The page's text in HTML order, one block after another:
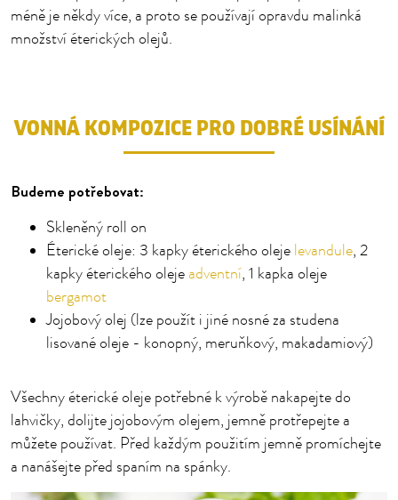
méně je někdy více, a proto se používají opravdu malinká
množství éterických olejů.
VONNÁ KOMPOZICE PRO DOBRÉ USÍNÁNÍ
Budeme potřebovat:
Skleněný roll on
Éterické oleje: 3 kapky éterického oleje levandule, 2
kapky éterického olejeadventní, 1 kapka oleje
bergamot
Jojobový olej (lze použít i jiné nosné za studena
lisované oleje - konopný, meruňkový, makadamiový)
Všechny éterické oleje potřebné k výrobě nakapejte do
lahvičky, dolijte jojobovým olejem, jemně protřepejte a
můžete používat. Před každým použitím jemně promíchejte
a nanášejte před spaním na spánky.